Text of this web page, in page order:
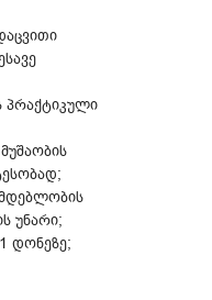
პრაქტიკული
უნარი;
დონეზე;